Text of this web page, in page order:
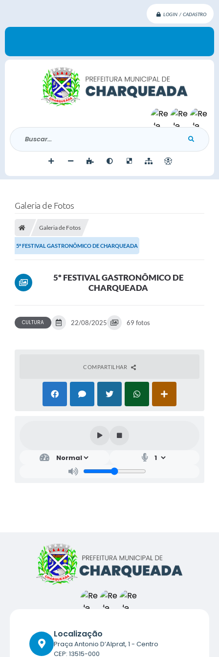
LOGIN / CADASTRO
Buscar...
Galeria de Fotos
Galeria de Fotos
5º FESTIVAL GASTRONÔMICO DE CHARQUEADA
5º FESTIVAL GASTRONÔMICO DE
CHARQUEADA
CULTURA 22/08/2025 69 fotos
COMPARTILHAR
Localização
Praça Antonio D’Alprat, 1 - Centro
CEP: 13515-000